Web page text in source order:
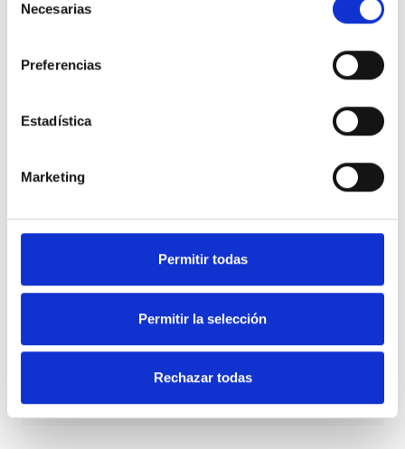
Necesarias
Preferencias
Estadística
Marketing
Permitir todas
Permitir la selección
Rechazar todas
política de privacidad